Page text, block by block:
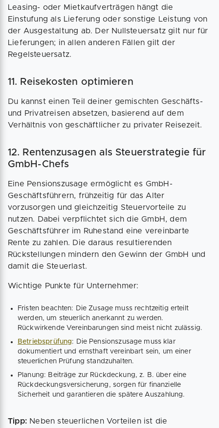
Leasing- oder Mietkaufverträgen hängt die
Einstufung als Lieferung oder sonstige Leistung von
der Ausgestaltung ab. Der Nullsteuersatz gilt nur für
Lieferungen; in allen anderen Fällen gilt der
Regelsteuersatz.
11. Reisekosten optimieren
Du kannst einen Teil deiner gemischten Geschäfts-
und Privatreisen absetzen, basierend auf dem
Verhältnis von geschäftlicher zu privater Reisezeit.
12. Rentenzusagen als Steuerstrategie für
GmbH-Chefs
Eine Pensionszusage ermöglicht es GmbH-
Geschäftsführern, frühzeitig für das Alter
vorzusorgen und gleichzeitig Steuervorteile zu
nutzen. Dabei verpflichtet sich die GmbH, dem
Geschäftsführer im Ruhestand eine vereinbarte
Rente zu zahlen. Die daraus resultierenden
Rückstellungen mindern den Gewinn der GmbH und
damit die Steuerlast.
Wichtige Punkte für Unternehmer:
Fristen beachten: Die Zusage muss rechtzeitig erteilt
werden, um steuerlich anerkannt zu werden.
Rückwirkende Vereinbarungen sind meist nicht zulässig.
Betriebsprüfung: Die Pensionszusage muss klar
dokumentiert und ernsthaft vereinbart sein, um einer
steuerlichen Prüfung standzuhalten.
Planung: Beiträge zur Rückdeckung, z. B. über eine
Rückdeckungsversicherung, sorgen für finanzielle
Sicherheit und garantieren die spätere Auszahlung.
Tipp: Neben steuerlichen Vorteilen ist die